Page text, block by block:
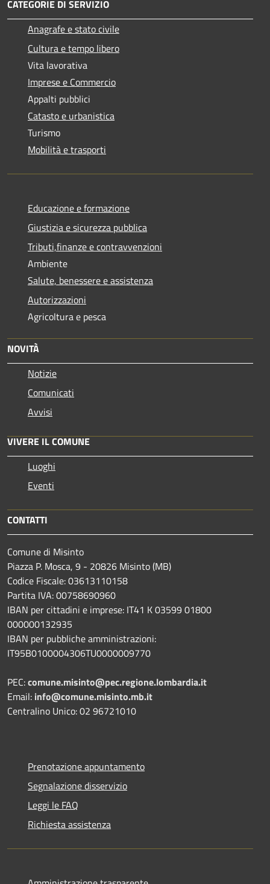
CATEGORIE DI SERVIZIO
Anagrafe e stato civile
Cultura e tempo libero
Vita lavorativa
Imprese e Commercio
Appalti pubblici
Catasto e urbanistica
Turismo
Mobilità e trasporti
Educazione e formazione
Giustizia e sicurezza pubblica
Tributi,finanze e contravvenzioni
Ambiente
Salute, benessere e assistenza
Autorizzazioni
Agricoltura e pesca
NOVITÀ
Notizie
Comunicati
Avvisi
VIVERE IL COMUNE
Luoghi
Eventi
CONTATTI
Comune di Misinto
Piazza P. Mosca, 9 - 20826 Misinto (MB)
Codice Fiscale: 03613110158
Partita IVA: 00758690960
IBAN per cittadini e imprese: IT41 K 03599 01800
000000132935
IBAN per pubbliche amministrazioni:
IT95B0100004306TU0000009770
PEC:comune.misinto@pec.regione.lombardia.it
Email: info@comune.misinto.mb.it
Centralino Unico: 02 96721010
Prenotazione appuntamento
Segnalazione disservizio
Leggi le FAQ
Richiesta assistenza